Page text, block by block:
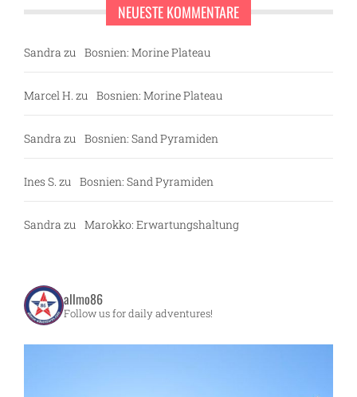
NEUESTE KOMMENTARE
Sandra zu Bosnien: Morine Plateau
Marcel H. zu Bosnien: Morine Plateau
Sandra zu Bosnien: Sand Pyramiden
Ines S. zu Bosnien: Sand Pyramiden
Sandra zu Marokko: Erwartungshaltung
allmo86
Follow us for daily adventures!